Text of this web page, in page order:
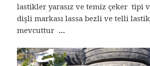
lastikler yarasız ve temiz çeker tipi
dişli markası lassa bezli ve telli
mevcuttur …